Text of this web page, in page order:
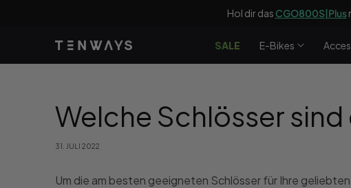
Hol dir das CGO800S|Plus
SALE E-Bikes
Welche Schlösser
31. JULI 2022
Um die am besten geeigneten Schlösser für Ihre